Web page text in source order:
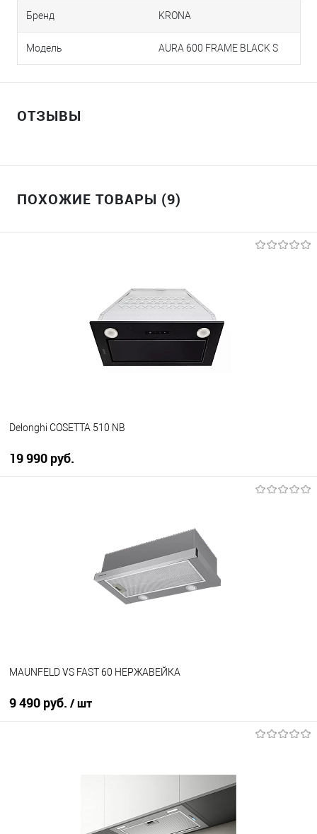
Бренд KRONA
Модель AURA 600 FRAME BLACK S
ОТЗЫВЫ
ПОХОЖИЕ ТОВАРЫ (9)
Delonghi COSETTA 510 NB
19 990 руб.
MAUNFELD VS FAST 60 НЕРЖАВЕЙКА
9 490 руб. / шт